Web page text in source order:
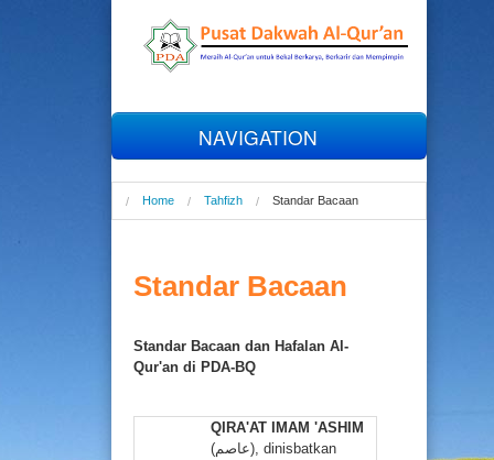
NAVIGATION
Tahfizh
Talaqqi
Home Tahfizh Standar Bacaan
Standar Bacaan
Standar Bacaan dan Hafalan Al-
Qur'an di PDA-BQ
QIRA'AT IMAM 'ASHIM
(عاصم), dinisbatkan